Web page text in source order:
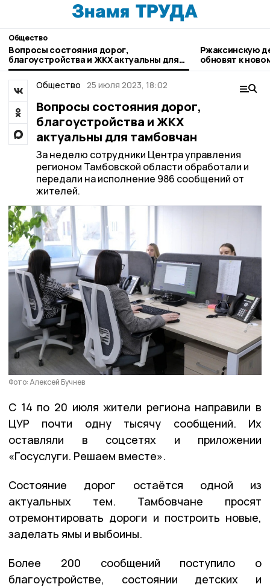
Общество
Вопросы состояния дорог,
благоустройства и ЖКХ актуальны для
тамбовчан
Ржаксинскую
обновят к
Общество 25 июля 2023, 18:02
Вопросы состояния дорог,
благоустройства и ЖКХ
актуальны для тамбовчан
За неделю сотрудники Центра управления
регионом Тамбовской области обработали и
передали на исполнение 986 сообщений от
жителей.
Фото: Алексей Бучнев
С 14 по 20 июля жители региона направили в
ЦУР почти одну тысячу сообщений. Их
оставляли в соцсетях и приложении
«Госуслуги. Решаем вместе».
Состояние дорог остаётся одной из
актуальных тем. Тамбовчане просят
отремонтировать дороги и построить новые,
заделать ямы и выбоины.
Более 200 сообщений поступило о
благоустройстве, состоянии детских и